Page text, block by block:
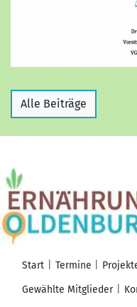
Alle Beiträge
Start Termine
Gewählte Mitglieder